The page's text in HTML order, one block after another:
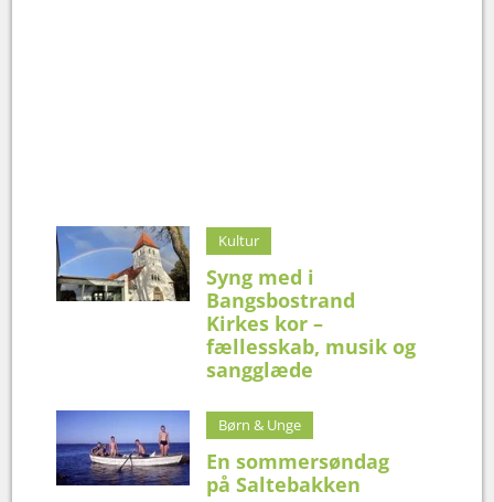
Kultur
Syng med i
Bangsbostrand
Kirkes kor –
fællesskab, musik og
sangglæde
Børn & Unge
En sommersøndag
på Saltebakken